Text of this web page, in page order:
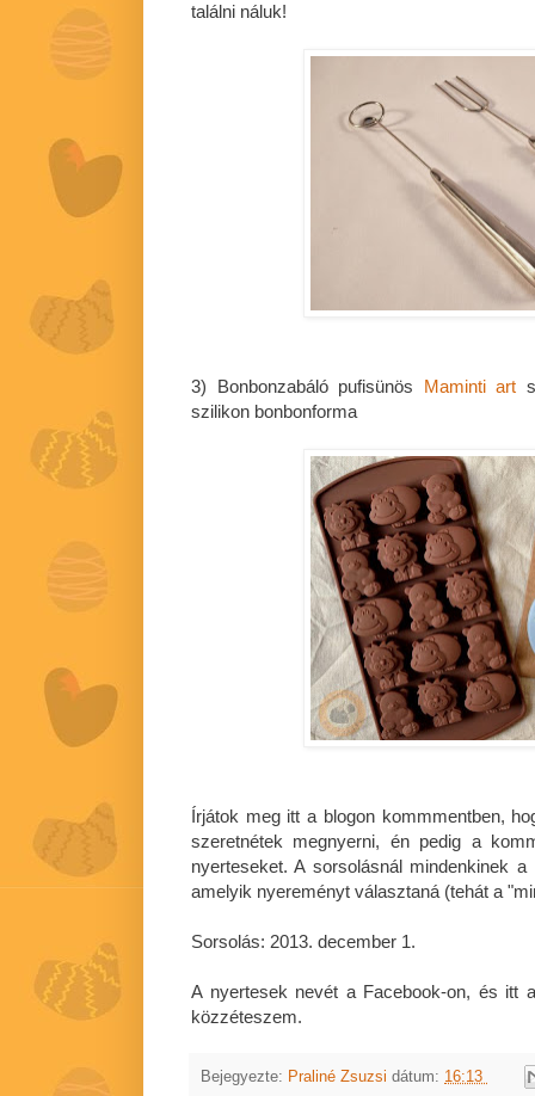
találni náluk!
3) Bonbonzabáló pufisünös Maminti art
szilikon bonbonforma
Írjátok meg itt a blogon kommmentben,
szeretnétek megnyerni, én pedig a
nyerteseket. A sorsolásnál mindenkinek
amelyik nyereményt választaná (tehát a
Sorsolás: 2013. december 1.
A nyertesek nevét a Facebook-on, és itt
közzéteszem.
Bejegyezte: Praliné Zsuzsi dátum: 16:13